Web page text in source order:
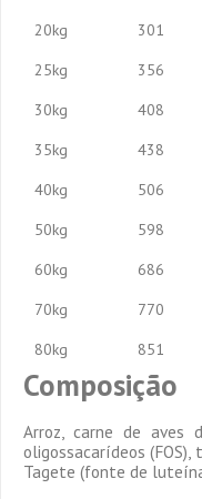
20kg
301
25kg
356
30kg
408
35kg
438
40kg
506
50kg
598
60kg
686
70kg
770
80kg
851
Composição
Arroz, carne de aves
oligossacarídeos
Tagete (fonte de